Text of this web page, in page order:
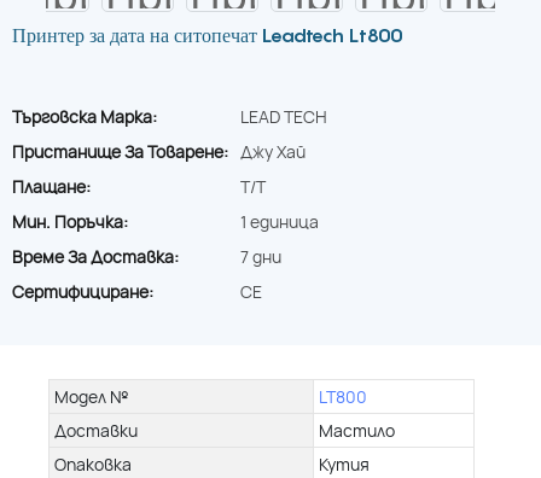
Принтер за дата на ситопечат Leadtech Lt800
Търговска Марка:
LEAD TECH
Пристанище За Товарене: Джу Хай
Плащане:
T/T
Мин. Поръчка:
1 единица
Време За Доставка:
7 дни
Сертифициране:
CE
Модел №
LT800
Доставки
Мастило
Опаковка
Кутия